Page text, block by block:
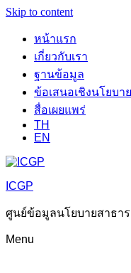
Skip to content
หน้าแรก
เกี่ยวกับเรา
ฐานข้อมูล
ข้อเสนอเชิงนโยบาย
สื่อเผยแพร่
TH
EN
ICGP
ศูนย์ข้อมูลนโยบายสาธ
Menu